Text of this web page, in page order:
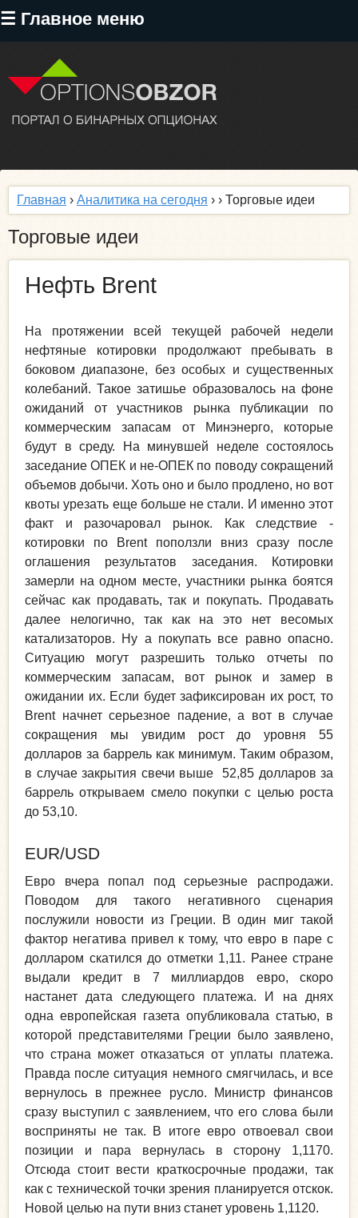
☰ Главное меню
Перейти
содержанию
Главная › Аналитика на сегодня › › Торговые идеи
Торговые идеи
Нефть Brent
На протяжении всей текущей рабочей недели
нефтяные котировки продолжают пребывать в
боковом диапазоне, без особых и существенных
колебаний. Такое затишье образовалось на фоне
ожиданий от участников рынка публикации по
коммерческим запасам от Минэнерго, которые
будут в среду. На минувшей неделе состоялось
заседание ОПЕК и не-ОПЕК по поводу сокращений
объемов добычи. Хоть оно и было продлено, но вот
квоты урезать еще больше не стали. И именно этот
факт и разочаровал рынок. Как следствие -
котировки по Brent поползли вниз сразу после
оглашения результатов заседания. Котировки
замерли на одном месте, участники рынка боятся
сейчас как продавать, так и покупать. Продавать
далее нелогично, так как на это нет весомых
катализаторов. Ну а покупать все равно опасно.
Ситуацию могут разрешить только отчеты по
коммерческим запасам, вот рынок и замер в
ожидании их. Если будет зафиксирован их рост, то
Brent начнет серьезное падение, а вот в случае
сокращения мы увидим рост до уровня 55
долларов за баррель как минимум. Таким образом,
в случае закрытия свечи выше 52,85 долларов за
баррель открываем смело покупки с целью роста
до 53,10.
EUR/USD
Евро вчера попал под серьезные распродажи.
Поводом для такого негативного сценария
послужили новости из Греции. В один миг такой
фактор негатива привел к тому, что евро в паре с
долларом скатился до отметки 1,11. Ранее стране
выдали кредит в 7 миллиардов евро, скоро
настанет дата следующего платежа. И на днях
одна европейская газета опубликовала статью, в
которой представителями Греции было заявлено,
что страна может отказаться от уплаты платежа.
Правда после ситуация немного смягчилась, и все
вернулось в прежнее русло. Министр финансов
сразу выступил с заявлением, что его слова были
восприняты не так. В итоге евро отвоевал свои
позиции и пара вернулась в сторону 1,1170.
Отсюда стоит вести краткосрочные продажи, так
как с технической точки зрения планируется отскок.
Новой целью на пути вниз станет уровень 1,1120.